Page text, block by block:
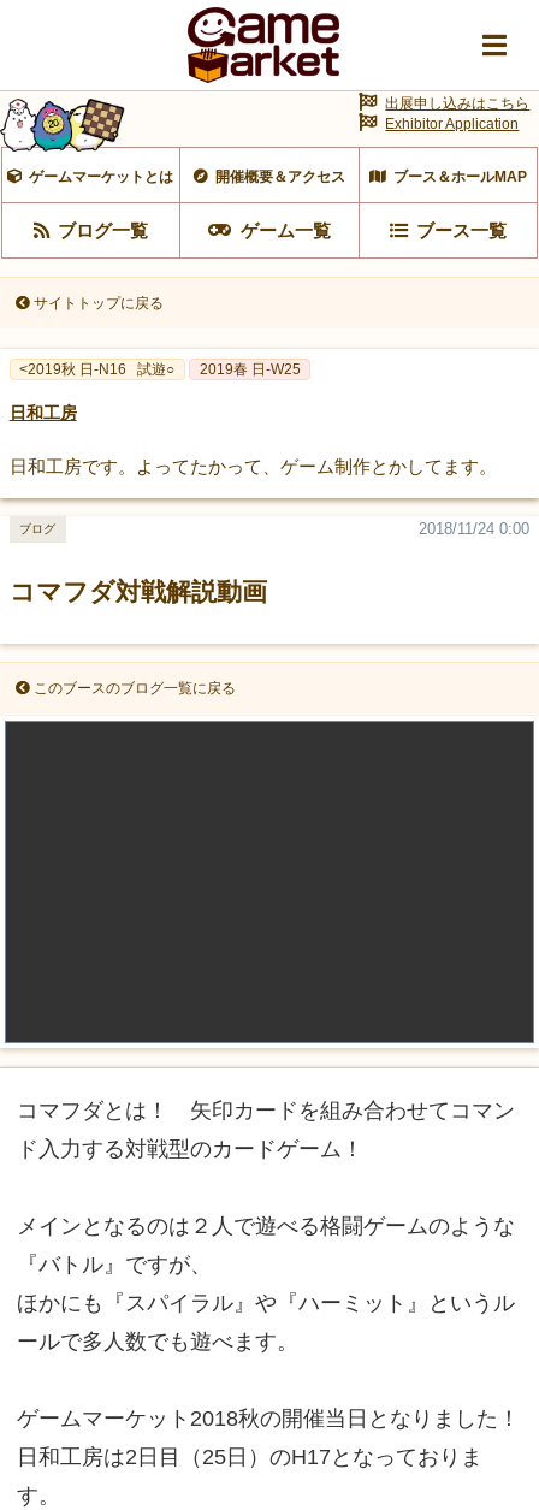
ゲームマーケットとは 開催概要＆アクセス ブース＆ホールMAP
ブログ一覧 ゲーム一覧 ブース一覧
出展申し込みはこちら
Exhibitor Application
サイトトップに戻る
<2019秋 日-N16 試遊○ 2019春 日-W25
日和工房
日和工房です。よってたかって、ゲーム制作とかしてます。
コマフダ対戦解説動画
2018/11/24 0:00
ブログ
このブースのブログ一覧に戻る
コマフダとは！ 矢印カードを組み合わせてコマン
ド入力する対戦型のカードゲーム！
メインとなるのは２人で遊べる格闘ゲームのような
『バトル』ですが、
ほかにも『スパイラル』や『ハーミット』というル
ールで多人数でも遊べます。
ゲームマーケット2018秋の開催当日となりました！
日和工房は2日目（25日）のH17となっておりま
す。